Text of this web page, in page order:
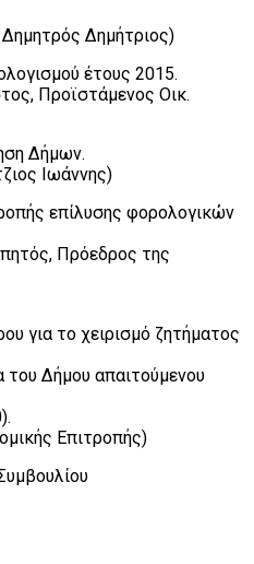
Δημήτριος)
έτους 2015.
Προϊστάμενος Οικ.
Δήμων.
Ιωάννης)
επίλυσης φορολογικών
Πρόεδρος της
για το χειρισμό ζητήματος
Δήμου απαιτούμενου
Επιτροπής)